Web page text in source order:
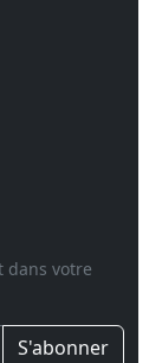
dans votre
S'abonner